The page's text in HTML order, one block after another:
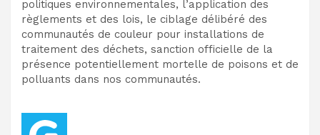
politiques environnementales, l’application des
règlements et des lois, le ciblage délibéré des
communautés de couleur pour installations de
traitement des déchets, sanction officielle de la
présence potentiellement mortelle de poisons et de
polluants dans nos communautés.